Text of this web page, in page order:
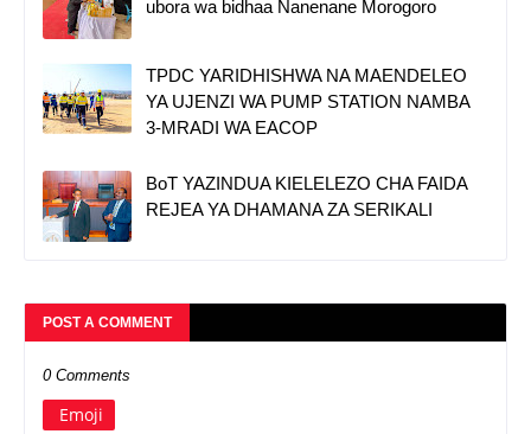
ubora wa bidhaa Nanenane Morogoro
TPDC YARIDHISHWA NA MAENDELEO
YA UJENZI WA PUMP STATION NAMBA
3-MRADI WA EACOP
BoT YAZINDUA KIELELEZO CHA FAIDA
REJEA YA DHAMANA ZA SERIKALI
POST A COMMENT
0 Comments
Emoji